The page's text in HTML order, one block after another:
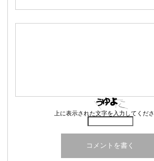
上に表示された文字を入力してくださ